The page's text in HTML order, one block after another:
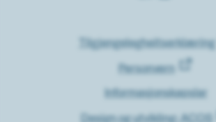
Tilgjengelegheitserklæring
Personvern
Informasjonskapslar
Design og utvikling: ACOS